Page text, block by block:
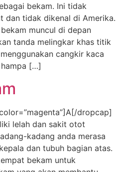
bekam. Ini tidak
dan tidak dikenal di Amerika.
muncul di depan
tanda melingkar khas titik
cangkir kaca
[…]
dropcap]
lelah dan sakit otot
kadang anda merasa
dan tubuh bagian atas.
bekam untuk